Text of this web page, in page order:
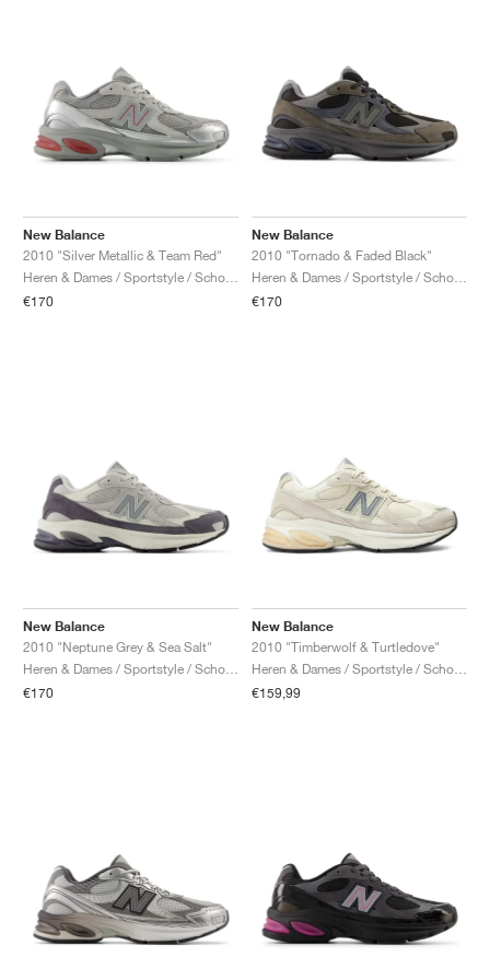
New Balance
2010 "Silver Metallic & Team Red"
€170
New Balance
2010 "Tornado & Faded Black"
€170
New Balance
2010 "Neptune Grey & Sea Salt"
€170
New Balance
2010 "Timberwolf & Turtledove"
€159,99